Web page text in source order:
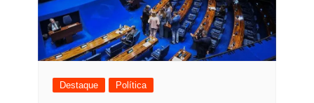
Destaque Política